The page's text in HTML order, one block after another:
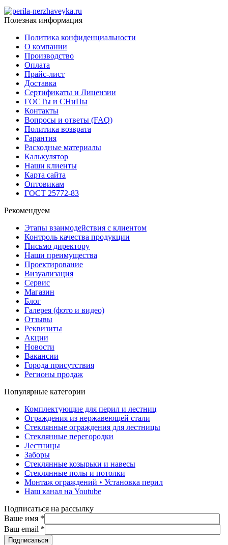
Полезная информация
Политика конфиденциальности
О компании
Производство
Оплата
Прайс-лист
Доставка
Сертификаты и Лицензии
ГОСТы и СНиПы
Контакты
Вопросы и ответы (FAQ)
Политика возврата
Гарантия
Расходные материалы
Калькулятор
Наши клиенты
Карта сайта
Оптовикам
ГОСТ 25772-83
Рекомендуем
Этапы взаимодействия с клиентом
Контроль качества продукции
Письмо директору
Наши преимущества
Проектирование
Визуализация
Сервис
Магазин
Блог
Галерея (фото и видео)
Отзывы
Реквизиты
Акции
Новости
Вакансии
Города присутствия
Регионы продаж
Популярные категории
Комплектующие для перил и лестниц
Ограждения из нержавеющей стали
Стеклянные ограждения для лестницы
Стеклянные перегородки
Лестницы
Заборы
Стеклянные козырьки и навесы
Стеклянные полы и потолки
Монтаж ограждений • Установка перил
Наш канал на Youtube
Подписаться на рассылку
Ваше имя *
Ваш email *